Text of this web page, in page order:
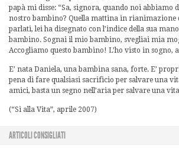
papà mi disse: “Sa, signora, quando noi abbiamo
nostro bambino? Quella mattina in rianimazione
parlati, lei ha disegnato con l’indice della sua
bambino. Sognai il mio bambino, svegliai mia
Accogliamo questo bambino! L’ho visto in sogno,
E’ nata Daniela, una bambina sana, forte. E’
pena di fare qualsiasi sacrificio per salvare una
amici, basta un segno nell’aria per salvare una
(“Sì alla Vita”, aprile 2007)
ARTICOLI CONSIGLIATI